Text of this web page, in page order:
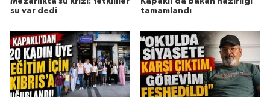
su var dedi
tamamlandı